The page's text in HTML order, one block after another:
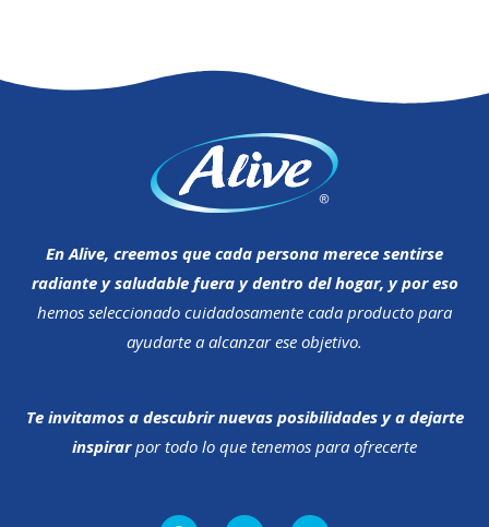
En Alive, creemos que cada persona merece sentirse
radiante y saludable fuera y dentro del hogar, y por eso
hemos seleccionado cuidadosamente cada producto para
ayudarte a alcanzar ese objetivo.
Te invitamos a descubrir nuevas posibilidades y a dejarte
inspirarpor todo lo que tenemos para ofrecerte